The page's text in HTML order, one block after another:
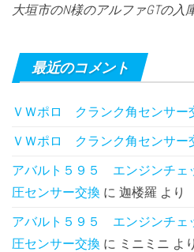
大垣市のN様のアルファGTの入
最近のコメント
ＶＷポロ クランク角センサー
ＶＷポロ クランク角センサー
アバルト５９５ エンジンチェ
圧センサー交換 に 迦楼羅 より
アバルト５９５ エンジンチェ
圧センサー交換 に ミニミニ より